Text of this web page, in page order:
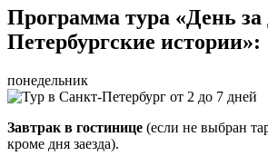
Программа тура «День за
Петербургские истории»:
понедельник
Завтрак в гостинице (если не выбран
кроме дня заезда).